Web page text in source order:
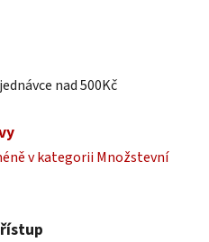
nad 500Kč
v kategorii Množstevní